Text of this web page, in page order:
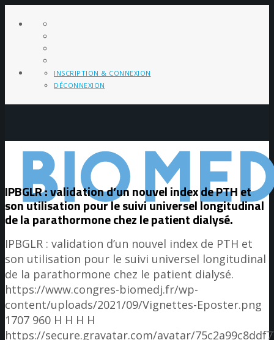
INSCRIPTION & CONNEXION
DÉCONNEXION
IPBGLR : validation d’un nouvel index de PTH et
son utilisation pour le suivi universel longitudinal
de la parathormone chez le patient dialysé.
IPBGLR : validation d’un nouvel index de PTH et
son utilisation pour le suivi universel longitudinal
de la parathormone chez le patient dialysé.
https://www.congres-biomedj.fr/wp-
content/uploads/2021/09/Vignettes-Eposter.png
1707 960 H H H H
https://secure.gravatar.com/avatar/